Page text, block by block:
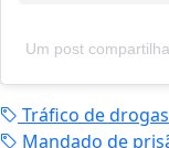
Um post
Tráfico de drogas
Mandado de